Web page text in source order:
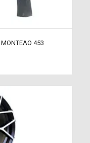
ΜΟΝΤΕΛΟ 453